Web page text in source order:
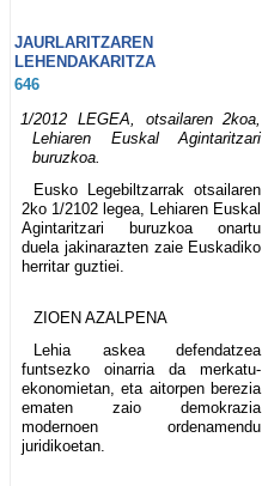
JAURLARITZAREN
LEHENDAKARITZA
646
1/2012 LEGEA, otsailaren 2koa,
Lehiaren Euskal Agintaritzari
buruzkoa.
Eusko Legebiltzarrak otsailaren
2ko 1/2102 legea, Lehiaren Euskal
Agintaritzari buruzkoa onartu
duela jakinarazten zaie Euskadiko
herritar guztiei.
ZIOEN AZALPENA
Lehia askea defendatzea
funtsezko oinarria da merkatu-
ekonomietan, eta aitorpen berezia
ematen zaio demokrazia
modernoen ordenamendu
juridikoetan.